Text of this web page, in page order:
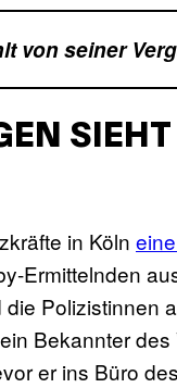
von seiner
in Köln
Ermittelnden
Polizistinnen
Bekannter
er ins Büro